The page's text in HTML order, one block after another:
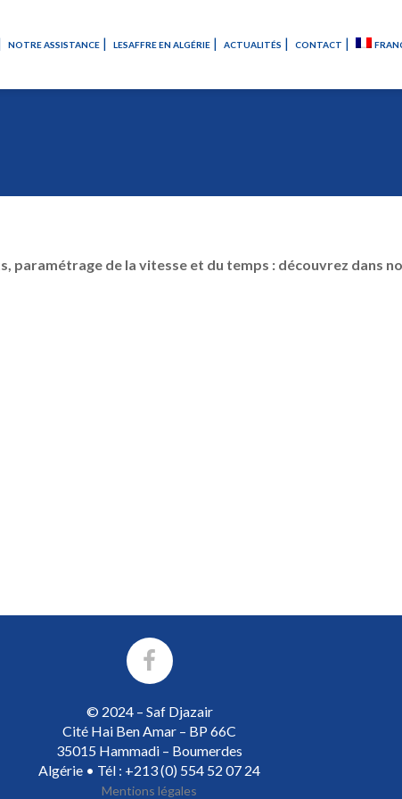
NOTRE ASSISTANCE LESAFFRE EN ALGÉRIE ACTUALITÉS CONTACT
paramétrage de la vitesse et du temps : découvrez dans
© 2024 – Saf Djazair
Cité Hai Ben Amar – BP 66C
35015 Hammadi – Boumerdes
Algérie • Tél : +213 (0) 554 52 07 24
Mentions légales